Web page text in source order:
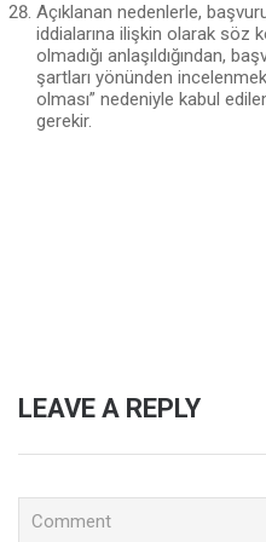
Açıklanan nedenlerle,
iddialarına ilişkin olarak söz
olmadığı anlaşıldığından,
şartları yönünden
olması” nedeniyle kabul
gerekir.
LEAVE A REPLY